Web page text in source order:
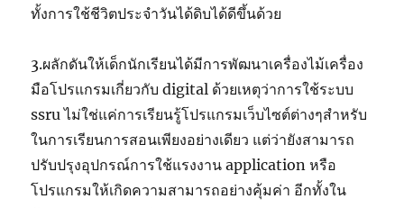
ทั้งการใช้ชีวิตประจำวันได้ดิบได้ดีขึ้นด้วย
3.ผลักดันให้เด็กนักเรียนได้มีการพัฒนาเครื่องไม้เครื่อง
มือโปรแกรมเกี่ยวกับ digital ด้วยเหตุว่าการใช้ระบบ
ssru ไม่ใช่แค่การเรียนรู้โปรแกรมเว็บไซต์ต่างๆสำหรับ
ในการเรียนการสอนเพียงอย่างเดียว แต่ว่ายังสามารถ
ปรับปรุงอุปกรณ์การใช้แรงงาน application หรือ
โปรแกรมให้เกิดความสามารถอย่างคุ้มค่า อีกทั้งใน